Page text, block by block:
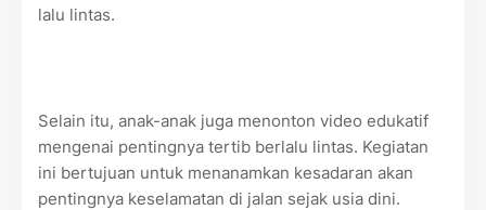
lalu lintas.
Selain itu, anak-anak juga menonton video edukatif
mengenai pentingnya tertib berlalu lintas. Kegiatan
ini bertujuan untuk menanamkan kesadaran akan
pentingnya keselamatan di jalan sejak usia dini.